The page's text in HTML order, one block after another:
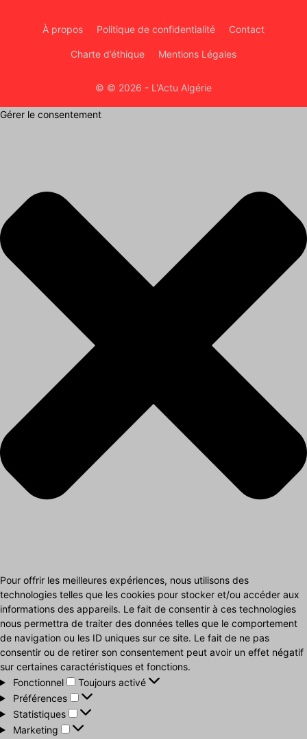
À propos Politique de confidentialité Contact
Charte d’éthique Mentions Légales
© © 2026 - L'Actu Algérie
Gérer le consentement
Pour offrir les meilleures expériences, nous utilisons des
technologies telles que les cookies pour stocker et/ou accéder aux
informations des appareils. Le fait de consentir à ces technologies
nous permettra de traiter des données telles que le comportement
de navigation ou les ID uniques sur ce site. Le fait de ne pas
consentir ou de retirer son consentement peut avoir un effet négatif
sur certaines caractéristiques et fonctions.
Fonctionnel
Fonctionnel
Toujours activé
Préférences
Préférences
Statistiques
Statistiques
Marketing
Marketing